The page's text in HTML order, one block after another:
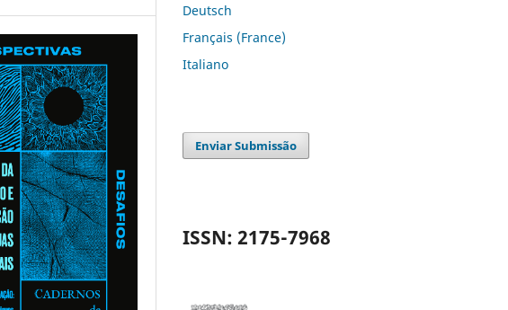
Deutsch
Français (France)
Italiano
Enviar Submissão
ISSN: 2175-7968